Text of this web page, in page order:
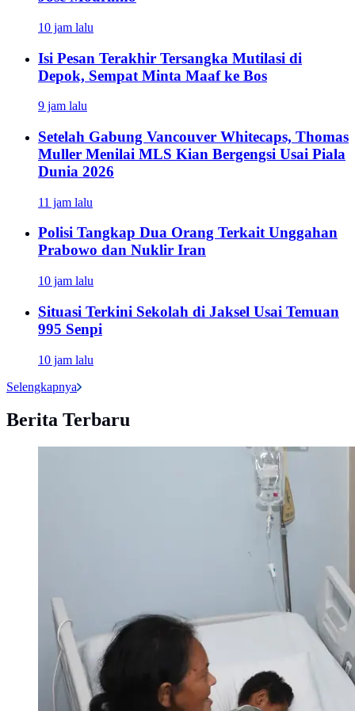
10 jam lalu
Isi Pesan Terakhir Tersangka Mutilasi di
Depok, Sempat Minta Maaf ke Bos
9 jam lalu
Setelah Gabung Vancouver Whitecaps, Thomas
Muller Menilai MLS Kian Bergengsi Usai Piala
Dunia 2026
11 jam lalu
Polisi Tangkap Dua Orang Terkait Unggahan
Prabowo dan Nuklir Iran
10 jam lalu
Situasi Terkini Sekolah di Jaksel Usai Temuan
995 Senpi
10 jam lalu
Selengkapnya
Berita Terbaru